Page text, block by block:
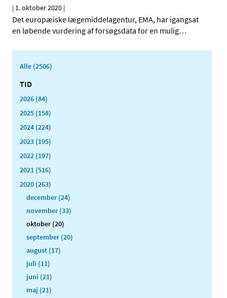
| 1. oktober 2020 |
Det europæiske lægemiddelagentur, EMA, har igangsat
en løbende vurdering af forsøgsdata for en mulig…
Alle (2506)
TID
2026 (84)
2025 (158)
2024 (224)
2023 (195)
2022 (197)
2021 (516)
2020 (263)
december (24)
november (33)
oktober (20)
september (20)
august (17)
juli (11)
juni (21)
maj (21)